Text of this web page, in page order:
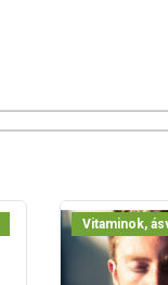
Vitaminok,